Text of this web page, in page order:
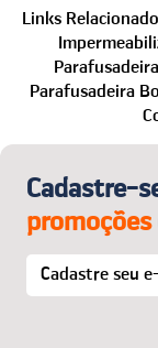
instruções
O melhor:
a
detalhes,
site, fale com a
compra e no
Telefone: (24)
WhatsApp:
Links
Parafusadeira
Cadastre-
promoções